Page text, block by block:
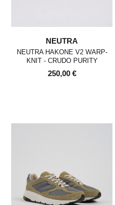
NEUTRA
NEUTRA HAKONE V2 WARP-
KNIT - CRUDO PURITY
250,00 €